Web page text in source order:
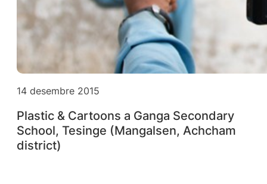
14 desembre 2015
Plastic & Cartoons a Ganga Secondary
School, Tesinge (Mangalsen, Achcham
district)